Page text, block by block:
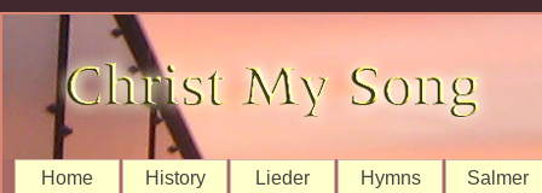
Home History Lieder Hymns Salmer